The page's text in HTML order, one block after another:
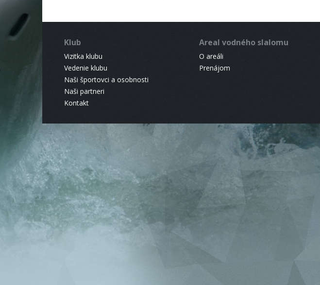
Klub
Vizitka klubu
Vedenie klubu
Naši športovci a osobnosti
Naši partneri
Kontakt
Areal vodného slalomu
O areáli
Prenájom